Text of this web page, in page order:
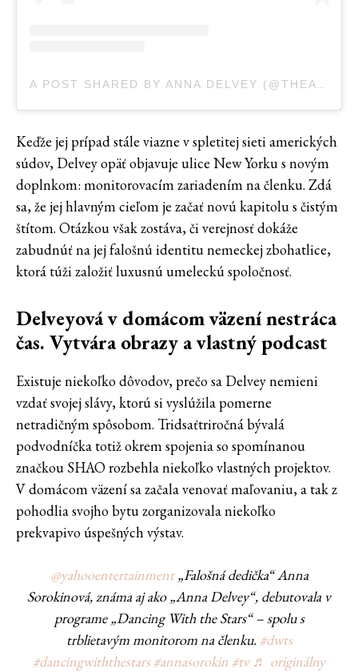
A POST SHARED BY ANNA DELVEY (@THEANNADELVEY)
Keďže jej prípad stále viazne v spletitej sieti amerických
súdov, Delvey opäť objavuje ulice New Yorku s novým
doplnkom: monitorovacím zariadením na členku. Zdá
sa, že jej hlavným cieľom je začať novú kapitolu s čistým
štítom. Otázkou však zostáva, či verejnosť dokáže
zabudnúť na jej falošnú identitu nemeckej zbohatlice,
ktorá túži založiť luxusnú umeleckú spoločnosť.
Delveyová v domácom väzení nestráca
čas. Vytvára obrazy a vlastný podcast
Existuje niekoľko dôvodov, prečo sa Delvey nemieni
vzdať svojej slávy, ktorú si vyslúžila pomerne
netradičným spôsobom. Tridsaťtriročná bývalá
podvodníčka totiž okrem spojenia so spomínanou
značkou SHAO rozbehla niekoľko vlastných projektov.
V domácom väzení sa začala venovať maľovaniu, a tak z
pohodlia svojho bytu zorganizovala niekoľko
prekvapivo úspešných výstav.
@yahooentertainment„Falošná dedička“ Anna
Sorokinová, známa aj ako „Anna Delvey“, debutovala v
programe „Dancing With the Stars“ – spolu s
trblietavým monitorom na členku. #dwts
#dancingwiththestars #annasorokin #tv ♬ originálny